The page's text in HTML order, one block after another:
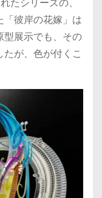
たシリーズの、
彼岸の花嫁」は
型展示でも、その
が、色が付くこ